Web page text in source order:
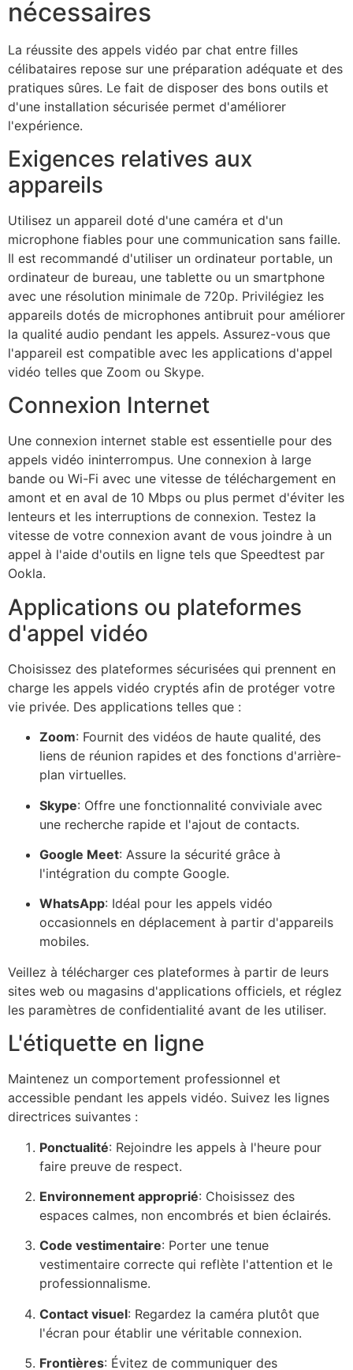
nécessaires
La réussite des appels vidéo par chat entre filles
célibataires repose sur une préparation adéquate et des
pratiques sûres. Le fait de disposer des bons outils et
d'une installation sécurisée permet d'améliorer
l'expérience.
Exigences relatives aux
appareils
Utilisez un appareil doté d'une caméra et d'un
microphone fiables pour une communication sans faille.
Il est recommandé d'utiliser un ordinateur portable, un
ordinateur de bureau, une tablette ou un smartphone
avec une résolution minimale de 720p. Privilégiez les
appareils dotés de microphones antibruit pour améliorer
la qualité audio pendant les appels. Assurez-vous que
l'appareil est compatible avec les applications d'appel
vidéo telles que Zoom ou Skype.
Connexion Internet
Une connexion internet stable est essentielle pour des
appels vidéo ininterrompus. Une connexion à large
bande ou Wi-Fi avec une vitesse de téléchargement en
amont et en aval de 10 Mbps ou plus permet d'éviter les
lenteurs et les interruptions de connexion. Testez la
vitesse de votre connexion avant de vous joindre à un
appel à l'aide d'outils en ligne tels que Speedtest par
Ookla.
Applications ou plateformes
d'appel vidéo
Choisissez des plateformes sécurisées qui prennent en
charge les appels vidéo cryptés afin de protéger votre
vie privée. Des applications telles que :
Zoom: Fournit des vidéos de haute qualité, des
liens de réunion rapides et des fonctions d'arrière-
plan virtuelles.
Skype: Offre une fonctionnalité conviviale avec
une recherche rapide et l'ajout de contacts.
Google Meet: Assure la sécurité grâce à
l'intégration du compte Google.
WhatsApp: Idéal pour les appels vidéo
occasionnels en déplacement à partir d'appareils
mobiles.
Veillez à télécharger ces plateformes à partir de leurs
sites web ou magasins d'applications officiels, et réglez
les paramètres de confidentialité avant de les utiliser.
L'étiquette en ligne
Maintenez un comportement professionnel et
accessible pendant les appels vidéo. Suivez les lignes
directrices suivantes :
Ponctualité: Rejoindre les appels à l'heure pour
faire preuve de respect.
Environnement approprié: Choisissez des
espaces calmes, non encombrés et bien éclairés.
Code vestimentaire: Porter une tenue
vestimentaire correcte qui reflète l'attention et le
professionnalisme.
Contact visuel: Regardez la caméra plutôt que
l'écran pour établir une véritable connexion.
Frontières: Évitez de communiquer des